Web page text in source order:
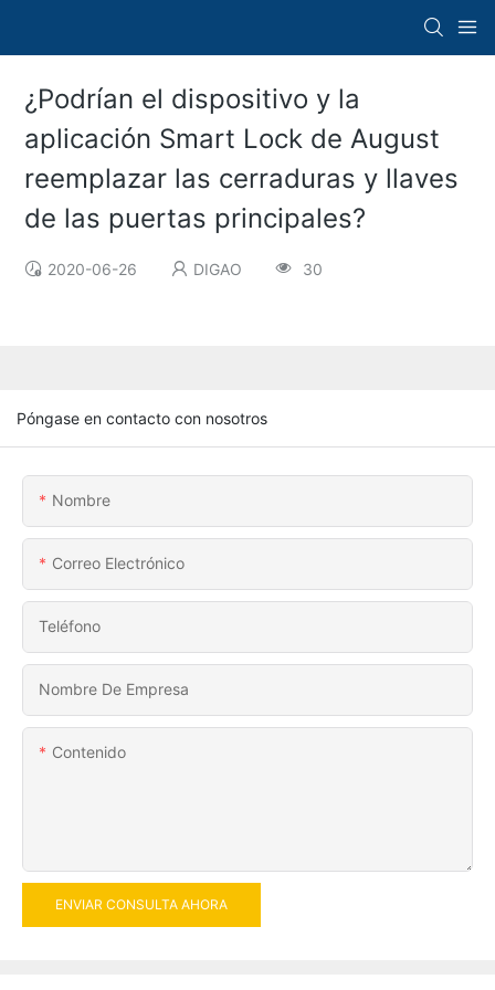
¿Podrían el dispositivo y la
aplicación Smart Lock de August
reemplazar las cerraduras y llaves
de las puertas principales?
2020-06-26 DIGAO 30
Póngase en contacto con nosotros
Nombre
Correo Electrónico
Teléfono
Nombre De Empresa
Contenido
ENVIAR CONSULTA AHORA